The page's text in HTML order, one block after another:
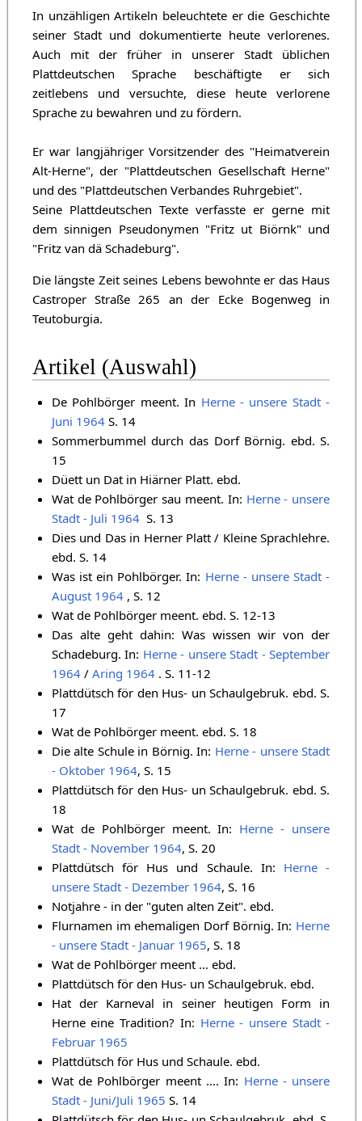
In unzähligen Artikeln beleuchtete er die Geschichte
seiner Stadt und dokumentierte heute verlorenes.
Auch mit der früher in unserer Stadt üblichen
Plattdeutschen Sprache beschäftigte er sich
zeitlebens und versuchte, diese heute verlorene
Sprache zu bewahren und zu fördern.
Er war langjähriger Vorsitzender des "Heimatverein
Alt-Herne", der "Plattdeutschen Gesellschaft Herne"
und des "Plattdeutschen Verbandes Ruhrgebiet".
Seine Plattdeutschen Texte verfasste er gerne mit
dem sinnigen Pseudonymen "Fritz ut Biörnk" und
"Fritz van dä Schadeburg".
Die längste Zeit seines Lebens bewohnte er das Haus
Castroper Straße 265 an der Ecke Bogenweg in
Teutoburgia.
Artikel (Auswahl)
De Pohlbörger meent. In Herne - unsere Stadt -
Juni 1964S. 14
Sommerbummel durch das Dorf Börnig. ebd. S.
15
Düett un Dat in Hiärner Platt. ebd.
Wat de Pohlbörger sau meent. In: Herne - unsere
Stadt - Juli 1964‎ S. 13
Dies und Das in Herner Platt / Kleine Sprachlehre.
ebd. S. 14
Was ist ein Pohlbörger. In: Herne - unsere Stadt -
August 1964‎, S. 12
Wat de Pohlbörger meent. ebd. S. 12-13
Das alte geht dahin: Was wissen wir von der
Schadeburg. In: Herne - unsere Stadt - September
1964/ Aring 1964‎. S. 11-12
Plattdütsch för den Hus- un Schaulgebruk. ebd. S.
17
Wat de Pohlbörger meent. ebd. S. 18
Die alte Schule in Börnig. In: Herne - unsere Stadt
- Oktober 1964, S. 15
Plattdütsch för den Hus- un Schaulgebruk. ebd. S.
18
Wat de Pohlbörger meent. In: Herne - unsere
Stadt - November 1964, S. 20
Plattdütsch för Hus und Schaule. In: Herne -
unsere Stadt - Dezember 1964, S. 16
Notjahre - in der "guten alten Zeit". ebd.
Flurnamen im ehemaligen Dorf Börnig. In: Herne
- unsere Stadt - Januar 1965, S. 18
Wat de Pohlbörger meent ... ebd.
Plattdütsch för den Hus- un Schaulgebruk. ebd.
Hat der Karneval in seiner heutigen Form in
Herne eine Tradition? In: Herne - unsere Stadt -
Februar 1965
Plattdütsch för Hus und Schaule. ebd.
Wat de Pohlbörger meent .... In: Herne - unsere
Stadt - Juni/Juli 1965 S. 14 ‎